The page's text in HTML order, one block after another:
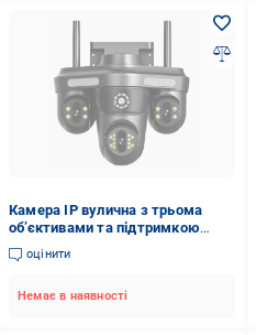
Камера IP вулична з трьома
об’єктивами та підтримкою
бездротового підключення Wi-Fi
(1564)
оцінити
Немає в наявності